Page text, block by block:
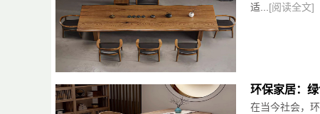
适... [阅读全文]
环保家居：
在当今社会，